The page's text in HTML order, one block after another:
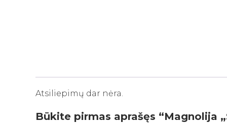
Atsiliepimų dar nėra.
Būkite pirmas aprašęs “Magnolija